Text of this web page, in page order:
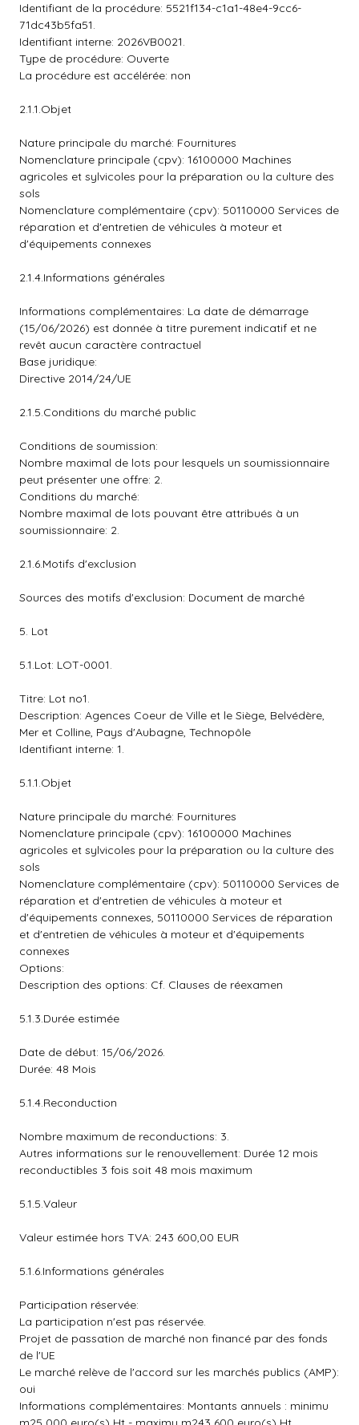
Identifiant de la procédure: 5521f134-c1a1-48e4-9cc6-
71dc43b5fa51.
Identifiant interne: 2026VB0021.
Type de procédure: Ouverte
La procédure est accélérée: non
2.1.1.Objet
Nature principale du marché: Fournitures
Nomenclature principale (cpv): 16100000 Machines
agricoles et sylvicoles pour la préparation ou la culture des
sols
Nomenclature complémentaire (cpv): 50110000 Services de
réparation et d'entretien de véhicules à moteur et
d'équipements connexes
2.1.4.Informations générales
Informations complémentaires: La date de démarrage
(15/06/2026) est donnée à titre purement indicatif et ne
revêt aucun caractère contractuel
Base juridique:
Directive 2014/24/UE
2.1.5.Conditions du marché public
Conditions de soumission:
Nombre maximal de lots pour lesquels un soumissionnaire
peut présenter une offre: 2.
Conditions du marché:
Nombre maximal de lots pouvant être attribués à un
soumissionnaire: 2.
2.1.6.Motifs d'exclusion
Sources des motifs d'exclusion: Document de marché
5. Lot
5.1.Lot: LOT-0001.
Titre: Lot no1.
Description: Agences Coeur de Ville et le Siège, Belvédère,
Mer et Colline, Pays d'Aubagne, Technopôle
Identifiant interne: 1.
5.1.1.Objet
Nature principale du marché: Fournitures
Nomenclature principale (cpv): 16100000 Machines
agricoles et sylvicoles pour la préparation ou la culture des
sols
Nomenclature complémentaire (cpv): 50110000 Services de
réparation et d'entretien de véhicules à moteur et
d'équipements connexes, 50110000 Services de réparation
et d'entretien de véhicules à moteur et d'équipements
connexes
Options:
Description des options: Cf. Clauses de réexamen
5.1.3.Durée estimée
Date de début: 15/06/2026.
Durée: 48 Mois
5.1.4.Reconduction
Nombre maximum de reconductions: 3.
Autres informations sur le renouvellement: Durée 12 mois
reconductibles 3 fois soit 48 mois maximum
5.1.5.Valeur
Valeur estimée hors TVA: 243 600,00 EUR
5.1.6.Informations générales
Participation réservée:
La participation n'est pas réservée.
Projet de passation de marché non financé par des fonds
de l'UE
Le marché relève de l'accord sur les marchés publics (AMP):
oui
Informations complémentaires: Montants annuels : minimu